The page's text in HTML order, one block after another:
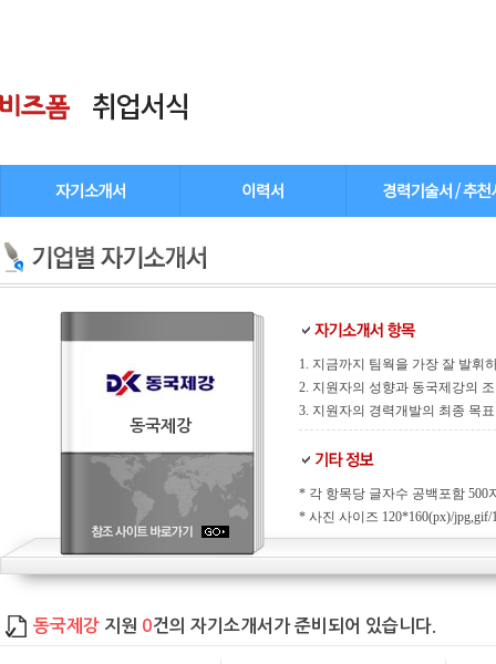
동국제강
1. 지금까지 팀웍을 가장 잘 발휘
2. 지원자의 성향과 동국제강의
3. 지원자의 경력개발의 최종 목
* 각 항목당 글자수 공백포함 500
* 사진 사이즈 120*160(px)/
동국제강 지원 0건의 자기소개서가 준비되어 있습니다.